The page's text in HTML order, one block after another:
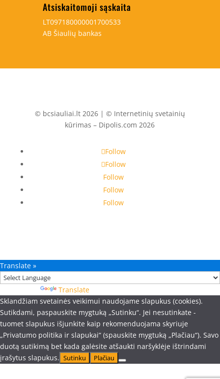
Atsiskaitomoji sąskaita
LT097180000001700533
AB Šiaulių bankas
© bcsiauliai.lt 2026 | © Internetinių svetainių
kūrimas – Dipolis.com 2026
Follow
Follow
Follow
Follow
Follow
Translate »
Translate
Sklandžiam svetainės veikimui naudojame slapukus (cookies).
Sutikdami, paspauskite mygtuką „Sutinku“. Jei nesutinkate -
tuomet slapukus išjunkite kaip rekomenduojama skyriuje
„Privatumo politika ir slapukai“ (spauskite mygtuką „Plačiau“). Savo
duotą sutikimą bet kada galėsite atšaukti naršyklėje ištrindami
įrašytus slapukus. Sutinku Plačiau